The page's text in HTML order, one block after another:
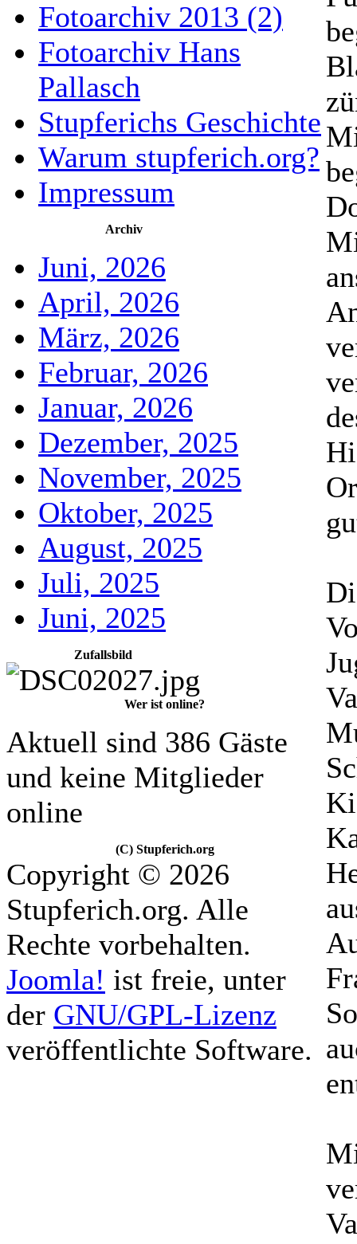
Fotoarchiv 2013 (2)
Fotoarchiv Hans
Pallasch
Stupferichs Geschichte
Warum stupferich.org?
Impressum
Archiv
Juni, 2026
April, 2026
März, 2026
Februar, 2026
Januar, 2026
Dezember, 2025
November, 2025
Oktober, 2025
August, 2025
Juli, 2025
Juni, 2025
Zufallsbild
Wer ist online?
Aktuell sind 386 Gäste
und keine Mitglieder
online
(C) Stupferich.org
Copyright © 2026
Stupferich.org. Alle
Rechte vorbehalten.
Joomla! ist freie, unter
der GNU/GPL-Lizenz
veröffentlichte Software.